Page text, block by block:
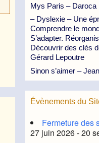
Mys Paris – Daroca
– Dyslexie – Une
Comprendre le
S’adapter.
Découvrir des clés
Gérard Lepoutre
Sinon s’aimer –
Évènements du
Fermeture des
27 juin 2026 - 20